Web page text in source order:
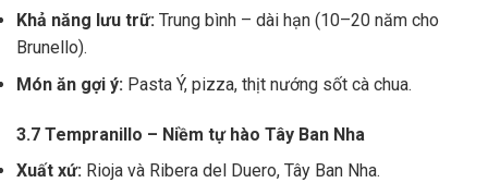
Khả năng lưu trữ: Trung bình – dài hạn (10–20 năm cho
Brunello).
Món ăn gợi ý: Pasta Ý, pizza, thịt nướng sốt cà chua.
3.7 Tempranillo – Niềm tự hào Tây Ban Nha
Xuất xứ: Rioja và Ribera del Duero, Tây Ban Nha.